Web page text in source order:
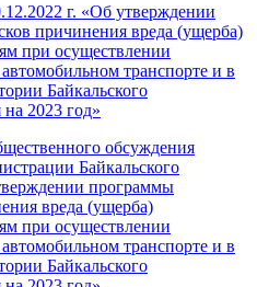
г. «Об утверждении
причинения вреда (ущерба)
при осуществлении
транспорте и в
Байкальского
2023 год»
обсуждения
Байкальского
программы
вреда (ущерба)
при осуществлении
транспорте и в
Байкальского